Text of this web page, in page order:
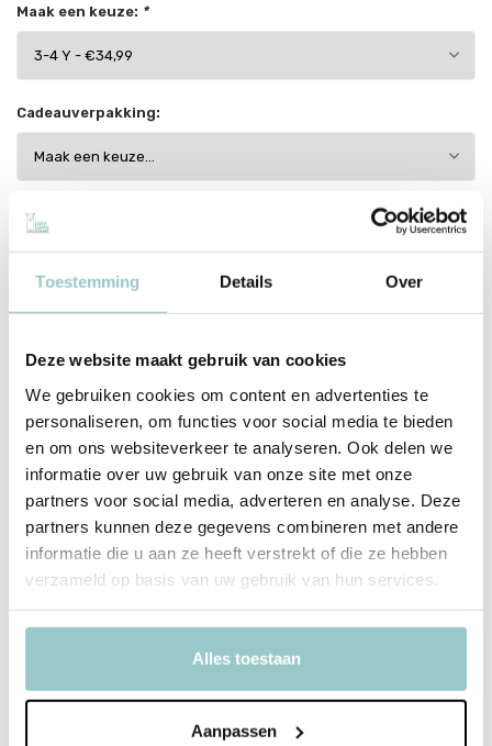
Toestemming Details Over
Deze website maakt gebruik van cookies
We gebruiken cookies om content en advertenties te
personaliseren, om functies voor social media te bieden
en om ons websiteverkeer te analyseren. Ook delen we
informatie over uw gebruik van onze site met onze
partners voor social media, adverteren en analyse. Deze
partners kunnen deze gegevens combineren met andere
informatie die u aan ze heeft verstrekt of die ze hebben
verzameld op basis van uw gebruik van hun services.
Alles toestaan
Aanpassen
Maak een keuze: *
Cadeauverpakking:
34,99
1-2 werkdagen
This product is available in the following variants:
Voor 15:00 besteld, dezelfde werkdag verzonden
Gratis verzending vanaf €70
Met zorg ingepakt vanuit onze conceptstore
Productspecificaties
8717329393752